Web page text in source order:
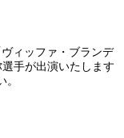
ィッファ・ブランデ
手が出演いたします